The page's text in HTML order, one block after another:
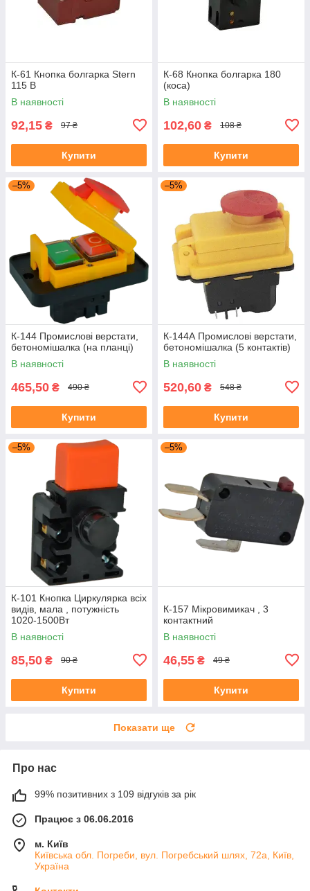
К-61 Кнопка болгарка Stern
115 В
В наявності
92,15 ₴ 97 ₴
Купити
К-68 Кнопка болгарка 180
(коса)
В наявності
102,60 ₴ 108 ₴
Купити
–5%
К-144 Промислові верстати,
бетономішалка (на планці)
В наявності
465,50 ₴ 490 ₴
Купити
–5%
К-144А Промислові верстати,
бетономішалка (5 контактів)
В наявності
520,60 ₴ 548 ₴
Купити
–5%
К-101 Кнопка Циркулярка всіх
видів, мала , потужність
1020-1500Вт
В наявності
85,50 ₴ 90 ₴
Купити
–5%
К-157 Мікровимикач , 3
контактний
В наявності
46,55 ₴ 49 ₴
Купити
Показати ще
Про нас
99% позитивних з 109 відгуків за рік
Працює з 06.06.2016
м. Київ
Київська обл. Погреби, вул. Погребський шлях, 72а, Київ,
Україна